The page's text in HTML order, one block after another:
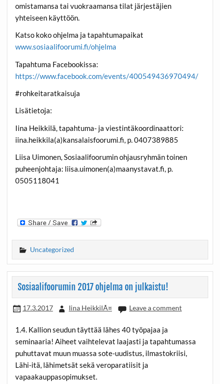
omistamansa tai vuokraamansa tilat järjestäjien
yhteiseen käyttöön.
Katso koko ohjelma ja tapahtumapaikat
www.sosiaalifoorumi.fi/ohjelma
Tapahtuma Facebookissa:
https://www.facebook.com/events/400549436970494/
#rohkeitaratkaisuja
Lisätietoja:
Iina Heikkilä, tapahtuma- ja viestintäkoordinaattori:
iina.heikkila(a)kansalaisfoorumi.fi, p. 0407389885
Liisa Uimonen, Sosiaalifoorumin ohjausryhmän toinen
puheenjohtaja: liisa.uimonen(a)maanystavat.fi, p.
0505118041
Uncategorized
Sosiaalifoorumin 2017 ohjelma on julkaistu!
17.3.2017 Iina HeikkilÃ¤ Leave a comment
1.4. Kallion seudun täyttää lähes 40 työpajaa ja
seminaaria! Aiheet vaihtelevat laajasti ja tapahtumassa
puhuttavat muun muassa sote-uudistus, ilmastokriisi,
Lähi-itä, lähimetsät sekä veroparatiisit ja
vapaakauppasopimukset.